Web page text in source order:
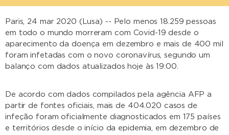
Paris, 24 mar 2020 (Lusa) -- Pelo menos 18.259 pessoas
em todo o mundo morreram com Covid-19 desde o
aparecimento da doença em dezembro e mais de 400 mil
foram infetadas com o novo coronavírus, segundo um
balanço com dados atualizados hoje às 19:00.
De acordo com dados compilados pela agência AFP a
partir de fontes oficiais, mais de 404.020 casos de
infeção foram oficialmente diagnosticados em 175 países
e territórios desde o início da epidemia, em dezembro de